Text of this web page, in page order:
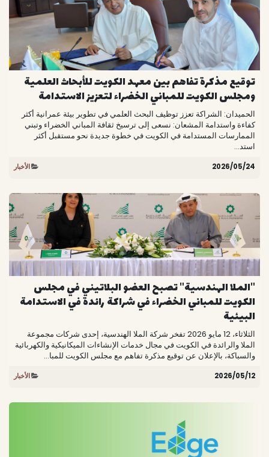
توقيع مذكرة تفاهم بين معهد الكويت للأبحاث العلمية
ومجلس الكويت للمباني الخضراء لتعزيز الاستدامة
الحميدان: الشراكة تعزز توظيف البحث العلمي في تطوير بيئة عمرانية أكثر
كفاءة واستدامة المشعان: نسعى إلى ترسيخ ثقافة المباني الخضراء وتبني
الممارسات المستدامة في الكويت في خطوة جديدة نحو مستقبل أكثر
استد...
24‏/05‏/2026 الأخبار
"الملا الهندسية" تصبح العضو البلاتيني في مجلس
الكويت للمباني الخضراء في شراكة رائدة في الاستدامة
البيئية
الثلاثاء، 12 مايو 2026 تفخر شركة الملا الهندسية، إحدى شركات مجموعة
الملا والرائدة في الكويت في مجال خدمات الإنشاءات الميكانيكية والكهربائية
والسباكة، بالإعلان عن توقيع مذكرة تفاهم مع مجلس الكويت للمبا...
12‏/05‏/2026 الأخبار